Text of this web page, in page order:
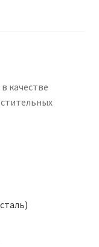
качестве